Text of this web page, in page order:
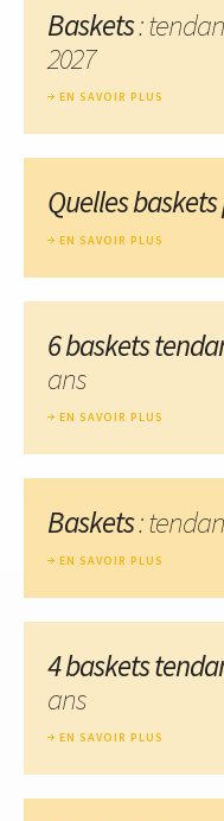
Baskets:
2027
EN SAVOIR PLUS
Quelles
EN SAVOIR PLUS
6 baskets
ans
EN SAVOIR PLUS
Baskets:
EN SAVOIR PLUS
4 baskets
ans
EN SAVOIR PLUS